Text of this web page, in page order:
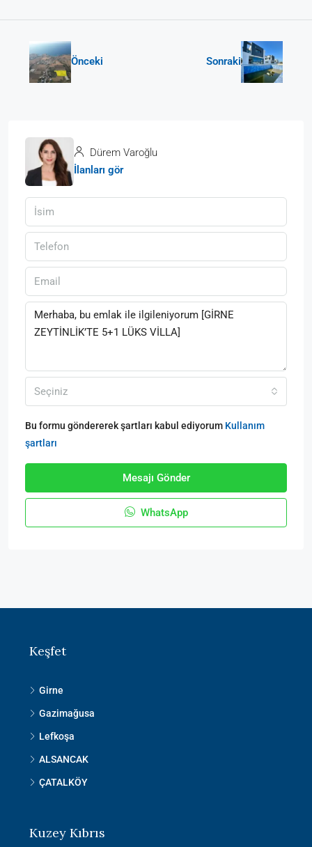
Önceki Sonraki
Dürem Varoğlu
İlanları gör
Seçiniz
Bu formu göndererek şartları kabul ediyorum Kullanım
şartları
Mesajı Gönder
WhatsApp
Keşfet
Girne
Gazimağusa
Lefkoşa
ALSANCAK
ÇATALKÖY
Kuzey Kıbrıs